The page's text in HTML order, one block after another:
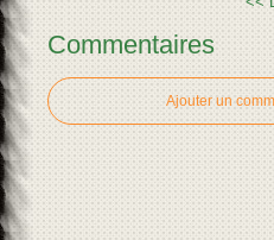
Commentaires
Ajouter un